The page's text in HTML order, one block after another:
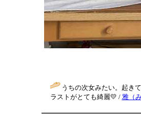
うちの次女みたい。起き
ラストがとても綺麗💛 / 雅（